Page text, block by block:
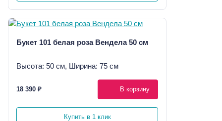
Букет 101 белая роза Вендела 50 см
Высота: 50 см, Ширина: 75 см
18 390 ₽ В корзину
Купить в 1 клик